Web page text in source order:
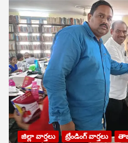
జిల్లా వార్తలు ట్రేండింగ్ వార్తలు